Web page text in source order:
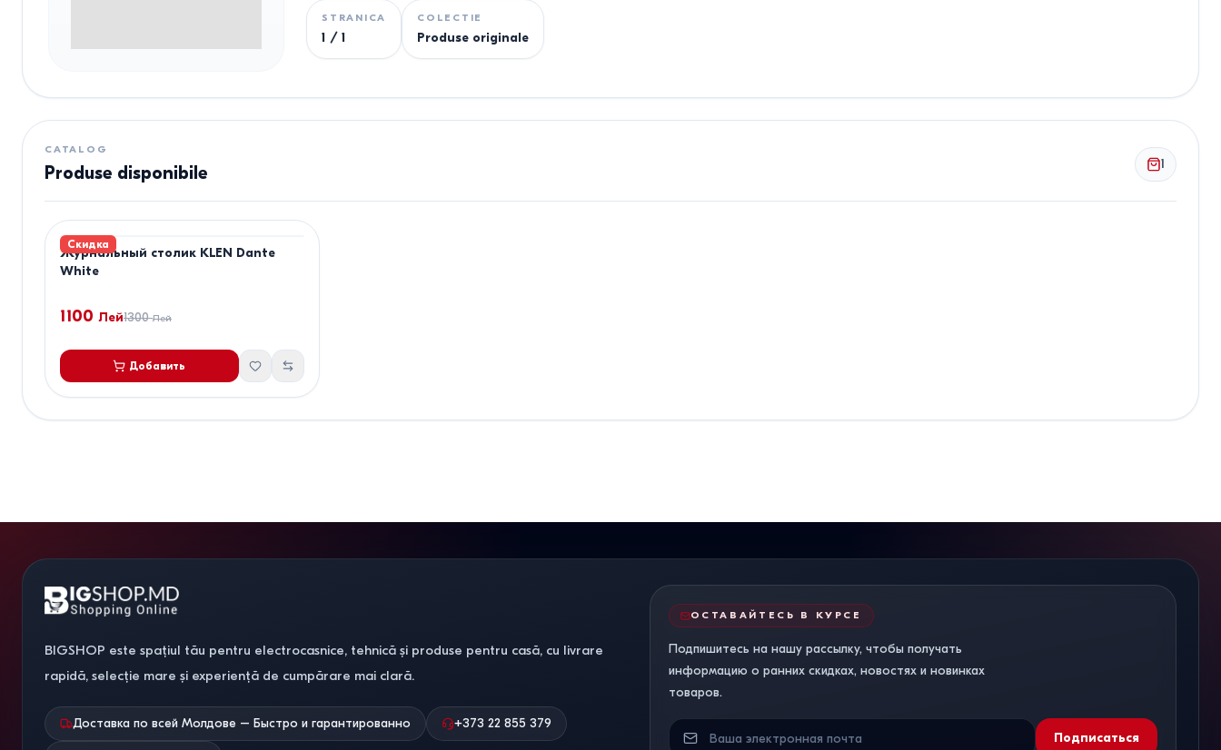
STRANICA
1 / 1
COLECTIE
Produse originale
CATALOG
Produse disponibile 1
Скидка
Журнальный столик KLEN Dante
White
1100 Лей1300 Лей
Добавить
BIGSHOP este spațiul tău pentru electrocasnice, tehnică și produse pentru casă, cu livrare
rapidă, selecție mare și experiență de cumpărare mai clară.
Доставка по всей Молдове – Быстро и гарантированно +373 22 855 379
ОСТАВАЙТЕСЬ В КУРСЕ
Подпишитесь на нашу рассылку, чтобы получать
информацию о ранних скидках, новостях и новинках
товаров.
Подписаться